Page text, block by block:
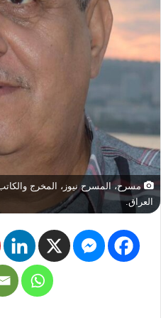
مسرح، المسرح نيوز، المخرج
العراق.